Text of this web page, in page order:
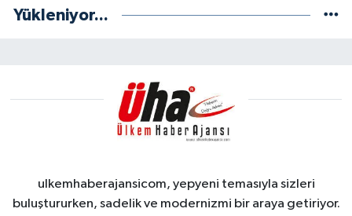
Yükleniyor...
ulkemhaberajansicom, yepyeni temasıyla sizleri
buluştururken, sadelik ve modernizmi bir araya getiriyor.